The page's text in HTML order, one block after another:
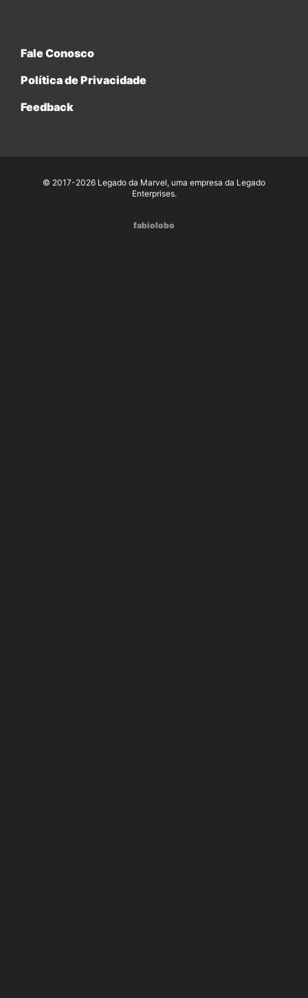
Fale Conosco
Política de Privacidade
Feedback
© 2017-2026 Legado da Marvel, uma empresa da Legado
Enterprises.
fabiolobo